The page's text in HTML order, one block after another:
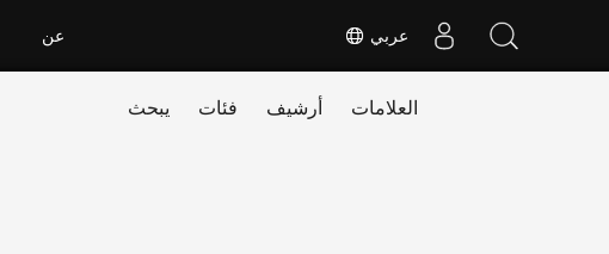
عربي عن
يبحث فئات أرشيف العلامات